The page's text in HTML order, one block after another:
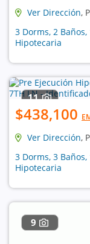
Ver Dirección,
3 Dorms, 2
Hipotecaria
11
$438,100
Ver Dirección,
3 Dorms, 3
Hipotecaria
9